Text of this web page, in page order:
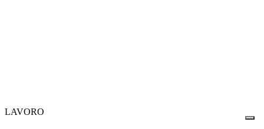
LAVORO